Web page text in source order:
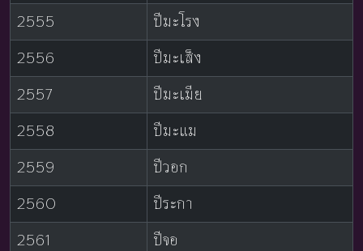
2555
ปีมะโรง
2556
ปีมะเส็ง
2557
ปีมะเมีย
2558
ปีมะแม
2559
ปีวอก
2560
ปีระกา
2561
ปีจอ